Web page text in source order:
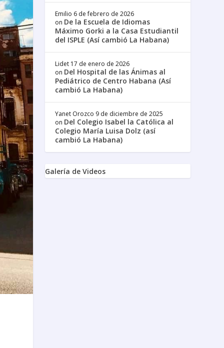
Emilio 6 de febrero de 2026
on De la Escuela de Idiomas
Máximo Gorki a la Casa Estudiantil
del ISPLE (Así cambió La Habana)
Lidet 17 de enero de 2026
on Del Hospital de las Ánimas al
Pediátrico de Centro Habana (Así
cambió La Habana)
Yanet Orozco 9 de diciembre de 2025
on Del Colegio Isabel la Católica al
Colegio María Luisa Dolz (así
cambió La Habana)
Galería de Videos